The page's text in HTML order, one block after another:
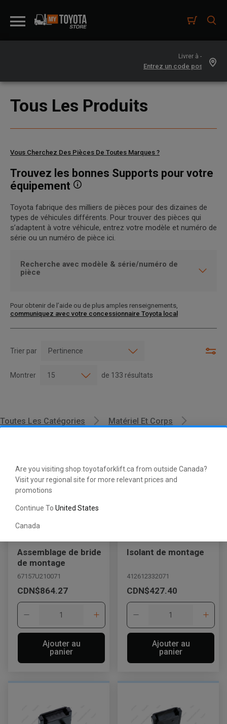
Are you visiting shop.toyotaforklift.ca from outside Canada?
Visit your regional site for more relevant prices and
promotions
Continue To United States
Canada
Livrer à -
Tous Les Produits
Trouvez les bonnes Supports pour votre
équipement
Vous Cherchez Des Pièces De Toutes Marques ?
Toyota fabrique des milliers de pièces pour des dizaines de
types de véhicules différents. Pour trouver des pièces qui
s’adaptent à votre véhicule, entrez votre modèle et numéro de
série ou un numéro de pièce ici.
Recherche avec modèle & série/numéro de
pièce
Pour obtenir de l’aide ou de plus amples renseignements,
communiquez avec votre concessionnaire Toyota local
Trier par
Montrer de 133 résultats
Toutes Les Catégories
Matériel Et Corps
Assemblage de bride
de montage
67157U210071
CDN$864.27
Ajouter au
panier
Isolant de montage
412612332071
CDN$427.40
Ajouter au
panier